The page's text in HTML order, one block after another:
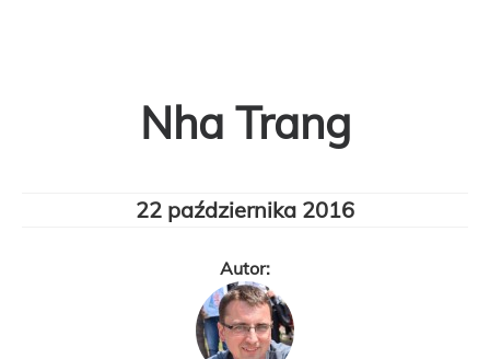
Nha Trang
22 października 2016
Autor: